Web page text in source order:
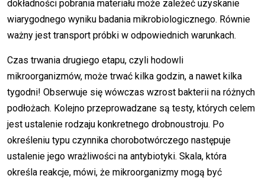
dokładności pobrania materiału może zależeć uzyskanie
wiarygodnego wyniku badania mikrobiologicznego. Równie
ważny jest transport próbki w odpowiednich warunkach.
Czas trwania drugiego etapu, czyli hodowli
mikroorganizmów, może trwać kilka godzin, a nawet kilka
tygodni! Obserwuje się wówczas wzrost bakterii na różnych
podłożach. Kolejno przeprowadzane są testy, których celem
jest ustalenie rodzaju konkretnego drobnoustroju. Po
określeniu typu czynnika chorobotwórczego następuje
ustalenie jego wrażliwości na antybiotyki. Skala, która
określa reakcje, mówi, że mikroorganizmy mogą być